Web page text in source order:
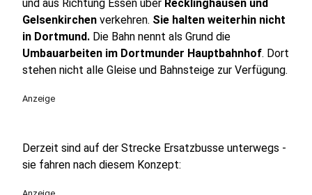
und aus Richtung Essen über Recklinghausen und
Gelsenkirchen verkehren. Sie halten weiterhin nicht
in Dortmund. Die Bahn nennt als Grund die
Umbauarbeiten im Dortmunder Hauptbahnhof. Dort
stehen nicht alle Gleise und Bahnsteige zur Verfügung.
Anzeige
Derzeit sind auf der Strecke Ersatzbusse unterwegs -
sie fahren nach diesem Konzept: